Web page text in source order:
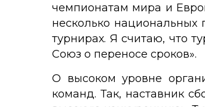
чемпионатам мира и
несколько
турнирах. Я считаю, что
Союз о переносе сроков».
О высоком уровне
команд. Так, наставник